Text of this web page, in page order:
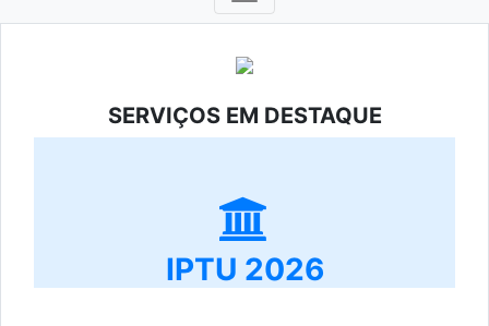
SERVIÇOS EM DESTAQUE
IPTU 2026